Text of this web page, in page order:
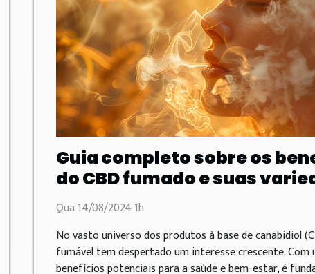
Guia completo sobre os
do CBD fumado e suas
Qua 14/08/2024 1h
No vasto universo dos produtos à base de canabidiol
fumável tem despertado um interesse crescente. Com
benefícios potenciais para a saúde e bem-estar, é